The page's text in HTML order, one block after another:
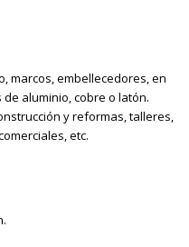
marcos, embellecedores, en
aluminio, cobre o latón.
y reformas, talleres,
etc.